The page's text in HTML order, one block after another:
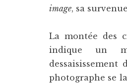
image, sa
La montée des
indique un
dessaisissement
photographe se